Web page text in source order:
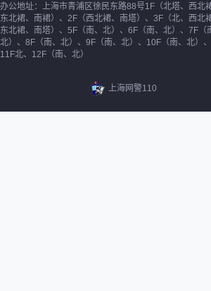
办公地址：上海市青浦区徐民东路88号1F（北塔、西北裙
东北裙、南裙）、2F（西北裙、南塔）、3F（北、西北裙
东北裙、南塔）、5F（南、北）、6F（南、北）、7F（
北）、8F（南、北）、9F（南、北）、10F（南、北）、
11F北、12F（南、北）
上海网警110